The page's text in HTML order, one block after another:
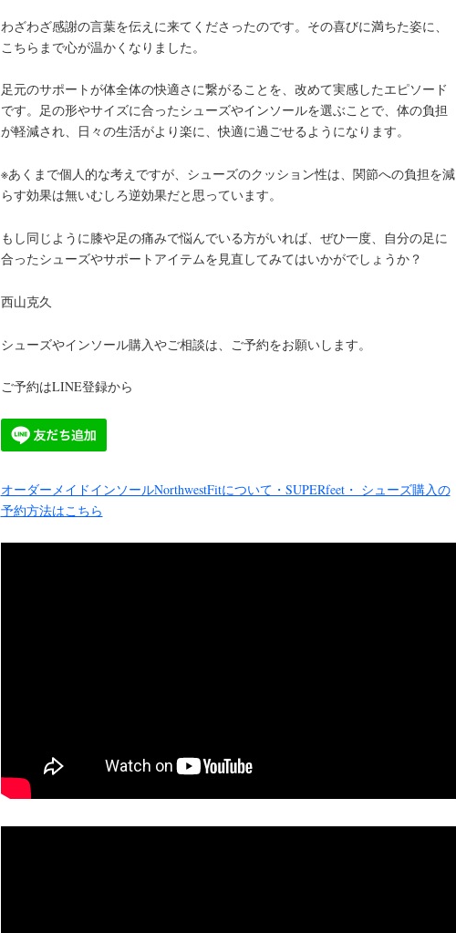
わざわざ感謝の言葉を伝えに来てくださったのです。その喜びに満ちた姿に、
こちらまで心が温かくなりました。
足元のサポートが体全体の快適さに繋がることを、改めて実感したエピソード
です。足の形やサイズに合ったシューズやインソールを選ぶことで、体の負担
が軽減され、日々の生活がより楽に、快適に過ごせるようになります。
※あくまで個人的な考えですが、シューズのクッション性は、関節への負担を減
らす効果は無いむしろ逆効果だと思っています。
もし同じように膝や足の痛みで悩んでいる方がいれば、ぜひ一度、自分の足に
合ったシューズやサポートアイテムを見直してみてはいかがでしょうか？
西山克久
シューズやインソール購入やご相談は、ご予約をお願いします。
ご予約はLINE登録から
オーダーメイドインソールNorthwestFitについて・SUPERfeet・ シューズ購入の
予約方法はこちら